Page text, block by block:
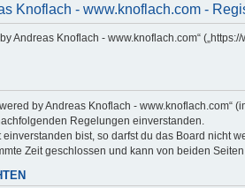
Knoflach - www.knoflach.com -
Andreas Knoflach - www.knoflach.com“
by Andreas Knoflach -
Regelungen einverstanden.
bist, so darfst du das Board nicht
Zeit geschlossen und kann von beiden